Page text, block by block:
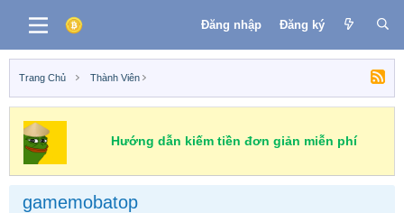
Đăng nhập Đăng ký
Trang Chủ Thành Viên
Hướng dẫn kiếm tiền đơn giản miễn phí
gamemobatop